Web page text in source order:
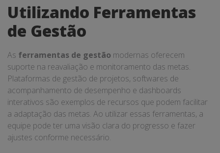
Utilizando Ferramentas
de Gestão
As ferramentas de gestão modernas oferecem
suporte na reavaliação e monitoramento das metas.
Plataformas de gestão de projetos, softwares de
acompanhamento de desempenho e dashboards
interativos são exemplos de recursos que podem facilitar
a adaptação das metas. Ao utilizar essas ferramentas, a
equipe pode ter uma visão clara do progresso e fazer
ajustes conforme necessário.